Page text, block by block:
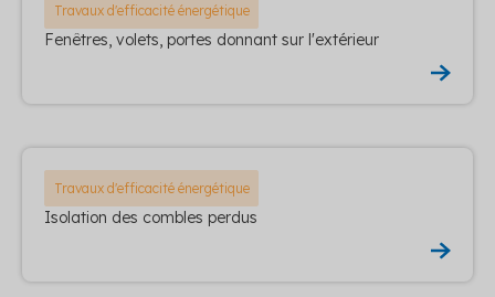
Travaux d'efficacité énergétique
Fenêtres, volets, portes donnant sur l'extérieur
Travaux d'efficacité énergétique
Isolation des combles perdus